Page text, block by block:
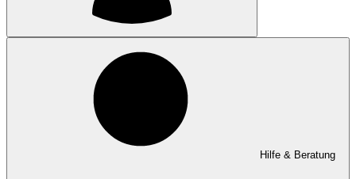
Hilfe & Beratung